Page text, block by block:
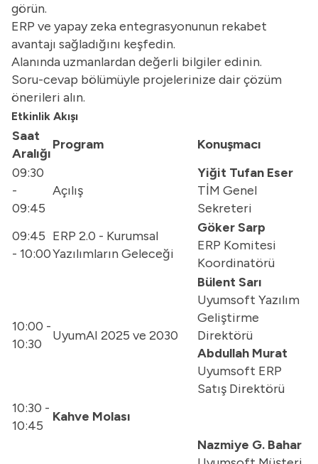
görün.
ERP ve yapay zeka entegrasyonunun rekabet
avantajı sağladığını keşfedin.
Alanında uzmanlardan değerli bilgiler edinin.
Soru-cevap bölümüyle projelerinize dair çözüm
önerileri alın.
Etkinlik Akışı
Saat
Aralığı
Program
Konuşmacı
09:30
-
09:45
Açılış
Yiğit Tufan Eser
TİM Genel
Sekreteri
09:45
- 10:00
ERP 2.0 - Kurumsal
Yazılımların Geleceği
Göker Sarp
ERP Komitesi
Koordinatörü
10:00 -
10:30
UyumAI 2025 ve 2030
Bülent Sarı
Uyumsoft Yazılım
Geliştirme
Direktörü
Abdullah Murat
Uyumsoft ERP
Satış Direktörü
10:30 -
10:45
Kahve Molası
Nazmiye G. Bahar